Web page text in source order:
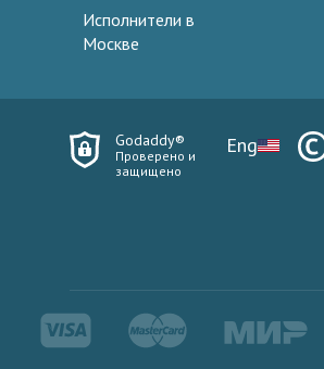
Исполнители в
Москве
Godaddy®
Проверено и
защищено
Eng